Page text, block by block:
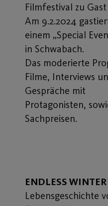
Filmfestival zu
Am 9.2.2024
einem „Special
in Schwabach.
Das moderierte
Filme, Interviews
Gespräche mit
Protagonisten,
Sachpreisen.
ENDLESS WINTER
Lebensgeschichte